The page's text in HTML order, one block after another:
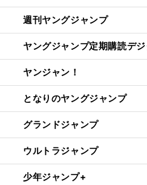
週刊ヤングジャンプ
ヤングジャンプ定期購読デ
ヤンジャン！
となりのヤングジャンプ
グランドジャンプ
ウルトラジャンプ
少年ジャンプ+